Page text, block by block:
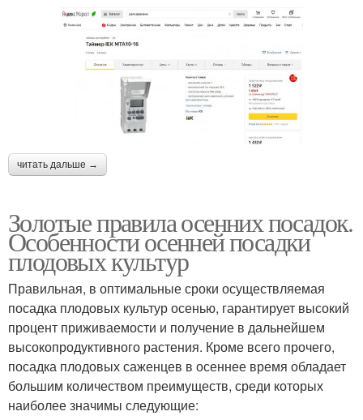
читать дальше →
Золотые правила осенних посадок.
Особенности осенней посадки
плодовых культур
Правильная, в оптимальные сроки осуществляемая
посадка плодовых культур осенью, гарантирует высокий
процент приживаемости и получение в дальнейшем
высокопродуктивного растения. Кроме всего прочего,
посадка плодовых саженцев в осеннее время обладает
большим количеством преимуществ, среди которых
наиболее значимы следующие: